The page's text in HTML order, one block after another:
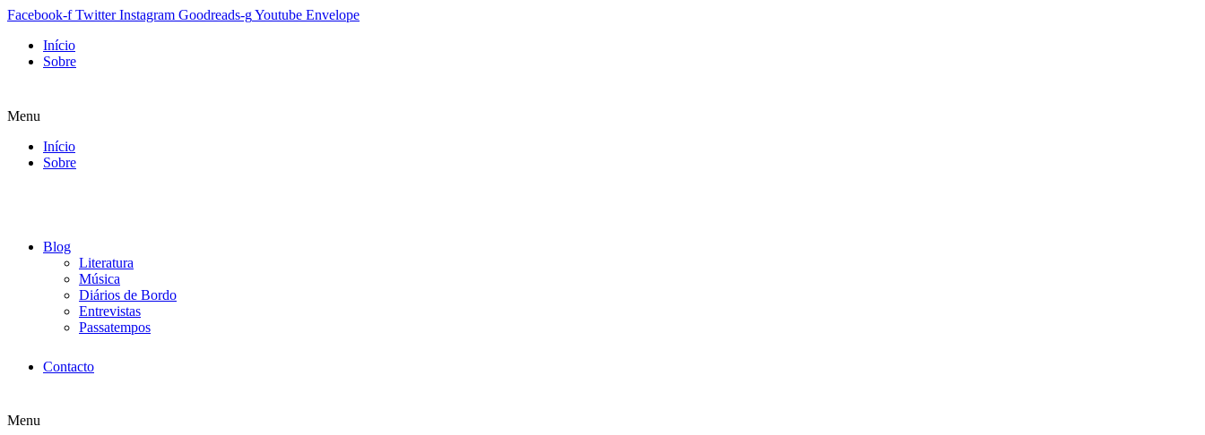
Facebook-f Twitter Instagram Goodreads-gYoutube Envelope
Início
Sobre
Menu
Início
Sobre
Blog
Literatura
Música
Diários de Bordo
Entrevistas
Passatempos
Contacto
Menu